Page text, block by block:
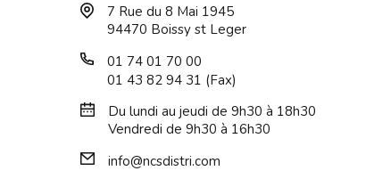
7 Rue du 8 Mai 1945
94470 Boissy st Leger
01 74 01 70 00
01 43 82 94 31 (Fax)
Du lundi au jeudi de 9h30 à 18h30
Vendredi de 9h30 à 16h30
info@ncsdistri.com